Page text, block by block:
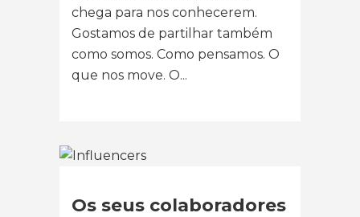
chega para nos conhecerem.
Gostamos de partilhar também
como somos. Como pensamos. O
que nos move. O...
Os seus colaboradores